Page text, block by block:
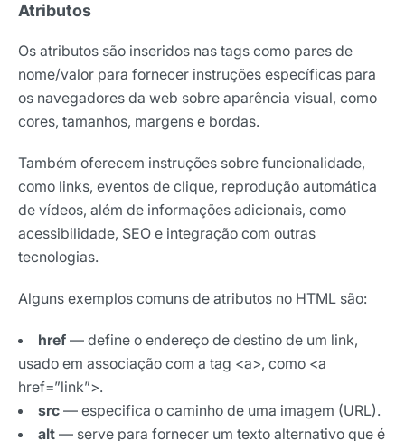
Atributos
Os atributos são inseridos nas tags como pares de
nome/valor para fornecer instruções específicas para
os navegadores da web sobre aparência visual, como
cores, tamanhos, margens e bordas.
Também oferecem instruções sobre funcionalidade,
como links, eventos de clique, reprodução automática
de vídeos, além de informações adicionais, como
acessibilidade, SEO e integração com outras
tecnologias.
Alguns exemplos comuns de atributos no HTML são:
href — define o endereço de destino de um link,
usado em associação com a tag <a>, como <a
href=”link”>.
src — especifica o caminho de uma imagem (URL).
alt — serve para fornecer um texto alternativo que é